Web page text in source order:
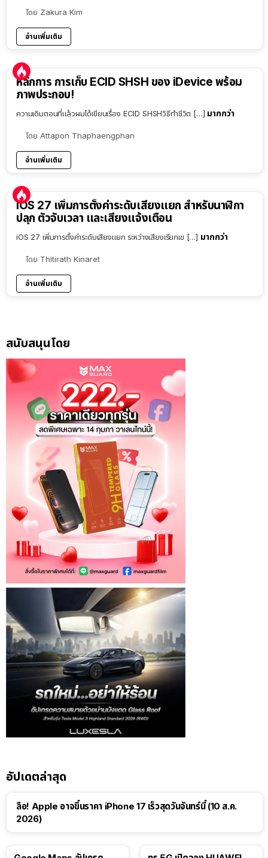
โดย Zakura Kim
อ่านเพิ่มเติม
หลักการ การเก็บ ECID SHSH ของ iDevice พร้อม
ภาพประกอบ!
ความเดิมตอนที่แล้วผมได้เขียนเรื่อง ECID SHSHวิธีทำชีวิต […] มากกว่า
โดย Attapon Thaphaengphan
อ่านเพิ่มเติม
iOS 27 เพิ่มการตั้งค่าระดับเสียงแยก สำหรับนาฬิกา
ปลุก ตัวจับเวลา และเสียงแจ้งเตือน
iOS 27 เพิ่มการตั้งค่าระดับเสียงแยก ระหว่างเสียงเรียกเข […] มากกว่า
โดย Thitirath Kinaret
อ่านเพิ่มเติม
สนับสนุนโดย
อัปเดตล่าสุด
ลือ! Apple อาจขึ้นราคา iPhone 17 เร็วสุดวันจันทร์นี้ (10 ส.ค.
2026)